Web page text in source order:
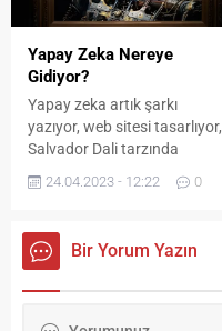
Yapay Zeka Nereye
Gidiyor?
Yapay zeka artık şarkı
yazıyor, web sitesi tasarlıyor,
Salvador Dali tarzında
resimler yapıyor, Kendrick
Lamar gibi rap yapıyor.
24.04.2023 - 12:22 0
Bir Yorum Yazın